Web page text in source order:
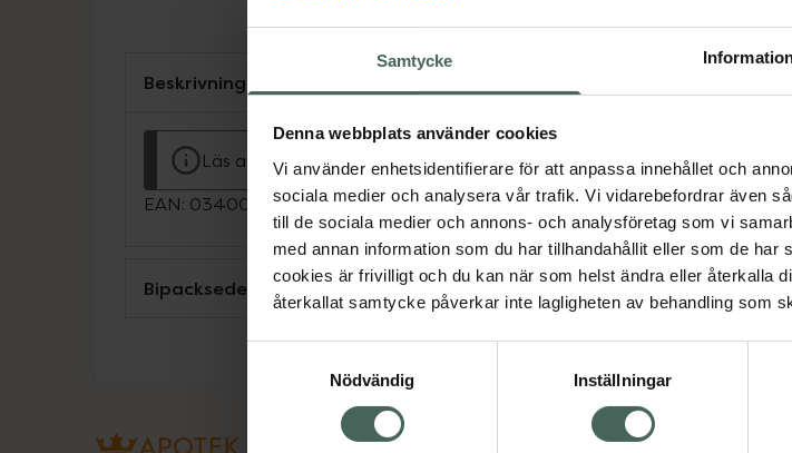
Samtycke
Denna webbplats använder cookies
Vi använder enhetsidentifierare för att anpassa innehållet och
sociala medier och analysera vår trafik. Vi vidarebefordrar även
till de sociala medier och annons- och analysföretag som vi
med annan information som du har tillhandahållit eller som de
cookies är frivilligt och du kan när som helst ändra eller återkalla
återkallat samtycke påverkar inte lagligheten av behandling som
Nödvändig
Inställningar
Beskrivning
Läs alltid bipacksedeln innan användning.
EAN: 03400957518110
Bipacksedel från FASS Visa